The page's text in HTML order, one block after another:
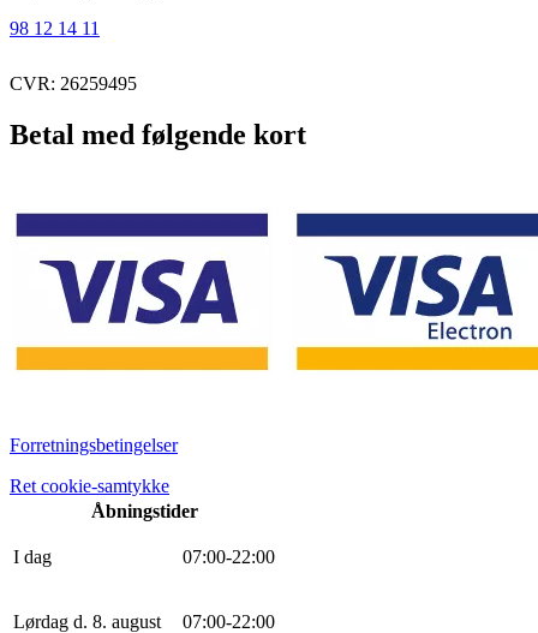
98 12 14 11
CVR: 26259495
Betal med følgende kort
Forretningsbetingelser
Ret cookie-samtykke
Åbningstider
I dag 07:00-22:00
Lørdag d. 8. august 07:00-22:00